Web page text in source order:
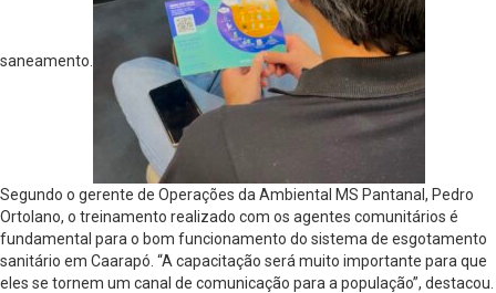
saneamento.
Segundo o gerente de Operações da Ambiental MS Pantanal, Pedro
Ortolano, o treinamento realizado com os agentes comunitários é
fundamental para o bom funcionamento do sistema de esgotamento
sanitário em Caarapó. “A capacitação será muito importante para que
eles se tornem um canal de comunicação para a população”, destacou.